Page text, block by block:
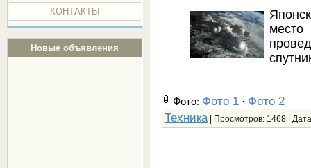
КОНТАКТЫ
Новые объявления
место
Фото: Фото 1· Фото 2
Техника| Просмотров: 1468 |